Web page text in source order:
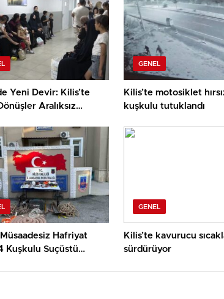
Yeni Devir: Kilis’te
Aralıksız
GENEL
Kilis’te motosiklet
kuşkulu tutuklandı
Müsaadesiz Hafriyat
Kuşkulu Suçüstü
GENEL
Kilis’te kavurucu
sürdürüyor